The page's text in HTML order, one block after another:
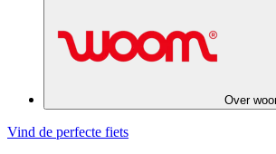
Over
Vind de perfecte fiets